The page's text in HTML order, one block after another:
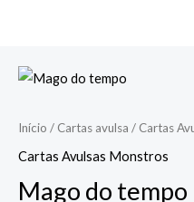
conteúdo
Início / Cartas avulsa / Cartas
Cartas Avulsas Monstros
Mago do tempo
Mago
tempo
quantidade